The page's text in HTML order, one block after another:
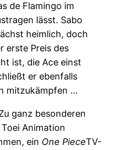
de Flamingo im
lässt. Sabo
heimlich, doch
erste Preis des
ist, die Ace einst
er ebenfalls
mitzukämpfen …
ganz besonderen
Animation
ein One PieceTV-